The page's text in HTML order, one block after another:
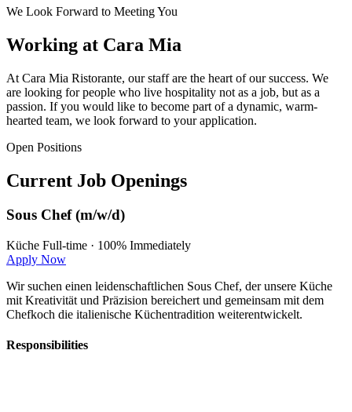
We Look Forward to Meeting You
Working at Cara Mia
At Cara Mia Ristorante, our staff are the heart of our success. We
are looking for people who live hospitality not as a job, but as a
passion. If you would like to become part of a dynamic, warm-
hearted team, we look forward to your application.
Open Positions
Current Job Openings
Sous Chef (m/w/d)
Küche Full-time · 100% Immediately
Apply Now
Wir suchen einen leidenschaftlichen Sous Chef, der unsere Küche
mit Kreativität und Präzision bereichert und gemeinsam mit dem
Chefkoch die italienische Küchentradition weiterentwickelt.
Responsibilities